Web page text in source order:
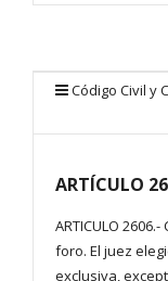
Código Civil y
ARTÍCULO
ARTICULO
foro. El juez
exclusiva,